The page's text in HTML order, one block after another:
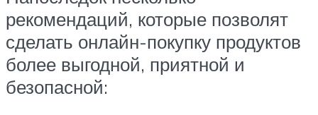
рекомендаций, которые позволят
сделать онлайн-покупку продуктов
более выгодной, приятной и
безопасной: